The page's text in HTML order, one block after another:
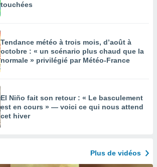
touchées
Tendance météo à trois mois, d’août à
octobre : « un scénario plus chaud que la
normale » privilégié par Météo-France
El Niño fait son retour : « Le basculement
est en cours » — voici ce qui nous attend
cet hiver
Plus de vidéos